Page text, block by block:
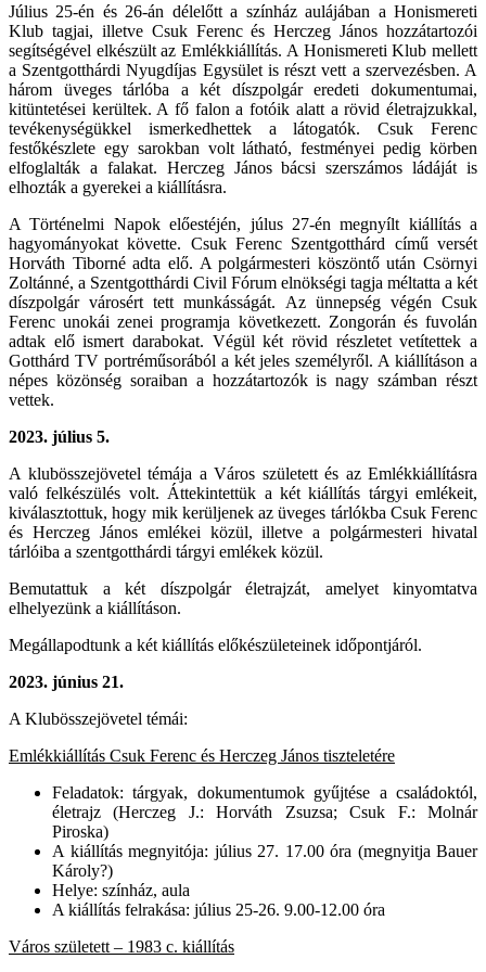
Július 25-én és 26-án délelőtt a színház aulájában a Honismereti
Klub tagjai, illetve Csuk Ferenc és Herczeg János hozzátartozói
segítségével elkészült az Emlékkiállítás. A Honismereti Klub mellett
a Szentgotthárdi Nyugdíjas Egysület is részt vett a szervezésben. A
három üveges tárlóba a két díszpolgár eredeti dokumentumai,
kitüntetései kerültek. A fő falon a fotóik alatt a rövid életrajzukkal,
tevékenységükkel ismerkedhettek a látogatók. Csuk Ferenc
festőkészlete egy sarokban volt látható, festményei pedig körben
elfoglalták a falakat. Herczeg János bácsi szerszámos ládáját is
elhozták a gyerekei a kiállításra.
A Történelmi Napok előestéjén, júlus 27-én megnyílt kiállítás a
hagyományokat követte. Csuk Ferenc Szentgotthárd című versét
Horváth Tiborné adta elő. A polgármesteri köszöntő után Csörnyi
Zoltánné, a Szentgotthárdi Civil Fórum elnökségi tagja méltatta a két
díszpolgár városért tett munkásságát. Az ünnepség végén Csuk
Ferenc unokái zenei programja következett. Zongorán és fuvolán
adtak elő ismert darabokat. Végül két rövid részletet vetítettek a
Gotthárd TV portréműsorából a két jeles személyről. A kiállításon a
népes közönség soraiban a hozzátartozók is nagy számban részt
vettek.
2023. július 5.
A klubösszejövetel témája a Város született és az Emlékkiállításra
való felkészülés volt. Áttekintettük a két kiállítás tárgyi emlékeit,
kiválasztottuk, hogy mik kerüljenek az üveges tárlókba Csuk Ferenc
és Herczeg János emlékei közül, illetve a polgármesteri hivatal
tárlóiba a szentgotthárdi tárgyi emlékek közül.
Bemutattuk a két díszpolgár életrajzát, amelyet kinyomtatva
elhelyezünk a kiállításon.
Megállapodtunk a két kiállítás előkészületeinek időpontjáról.
2023. június 21.
A Klubösszejövetel témái:
Emlékkiállítás Csuk Ferenc és Herczeg János tiszteletére
Feladatok: tárgyak, dokumentumok gyűjtése a családoktól,
életrajz (Herczeg J.: Horváth Zsuzsa; Csuk F.: Molnár
Piroska)
A kiállítás megnyitója: július 27. 17.00 óra (megnyitja Bauer
Károly?)
Helye: színház, aula
A kiállítás felrakása: július 25-26. 9.00-12.00 óra
Város született – 1983 c. kiállítás